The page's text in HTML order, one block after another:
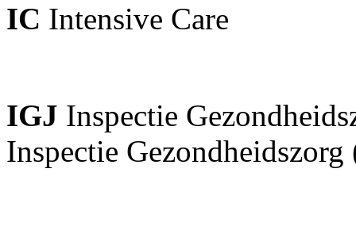
IC Intensive Care
IGJ Inspectie
Inspectie